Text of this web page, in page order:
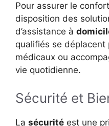
Pour assurer le
disposition des
d’assistance à
qualifiés se déplacent
médicaux ou
vie quotidienne.
Sécurité et
La sécurité est une